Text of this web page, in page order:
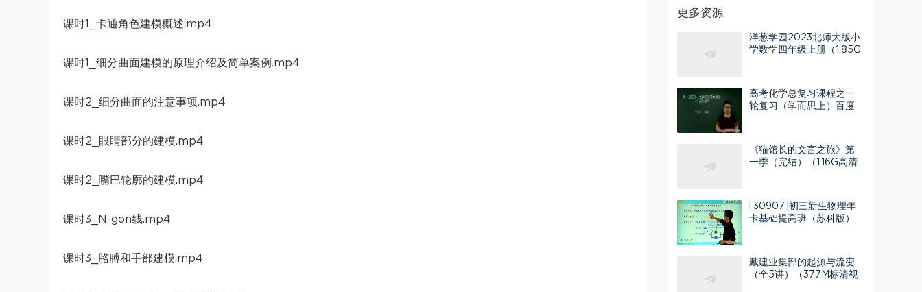
课时1_卡通角色建模概述.mp4
课时1_细分曲面建模的原理介绍及简单案例.mp4
课时2_细分曲面的注意事项.mp4
课时2_眼睛部分的建模.mp4
课时2_嘴巴轮廓的建模.mp4
课时3_N-gon线.mp4
课时3_胳膊和手部建模.mp4
更多资源
洋葱学园2023北师大版小
学数学四年级上册（1.85G
高考化学总复习课程之一
轮复习（学而思上）百度
《猫馆长的文言之旅》第
一季（完结）（1.16G高清
[30907]初三新生物理年
卡基础提高班（苏科版）
戴建业集部的起源与流变
（全5讲）（377M标清视